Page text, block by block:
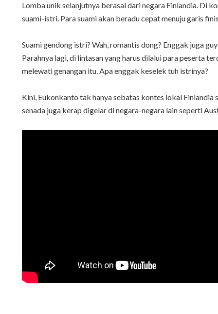
Lomba unik selanjutnya berasal dari negara Finlandia. Di
suami-istri. Para suami akan beradu cepat menuju garis
Suami gendong istri? Wah, romantis dong? Enggak juga
Parahnya lagi, di lintasan yang harus dilalui para peserta
melewati genangan itu. Apa enggak keselek tuh istrinya?
Kini, Eukonkanto tak hanya sebatas kontes lokal
senada juga kerap digelar di negara-negara lain seperti